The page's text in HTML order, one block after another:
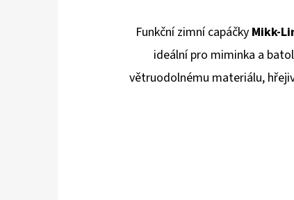
Funkční zimní capáčky Mikk-
ideální pro miminka a
větruodolnému materiálu,